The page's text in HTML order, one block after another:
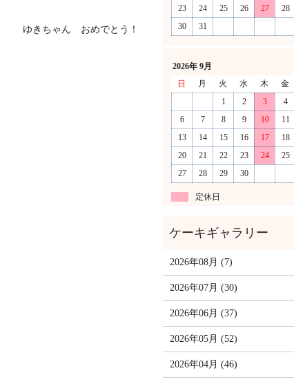
ゆきちゃん おめでとう！
23
24 25 26 27 28
30
31
2026年 9月
日
月 火 水 木 金
1
2 3 4
6
7 8 9 10 11
13
14 15 16 17 18
20
21 22 23 24 25
27
28 29 30
定休日
2026年08月 (7)
2026年07月 (30)
2026年06月 (37)
2026年05月 (52)
2026年04月 (46)